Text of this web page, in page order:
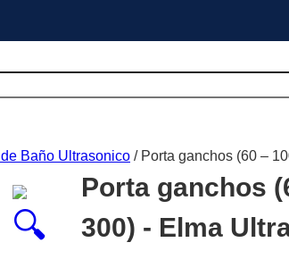
Baño Ultrasonico / Porta ganchos (60 –
Porta ganchos
300) - Elma